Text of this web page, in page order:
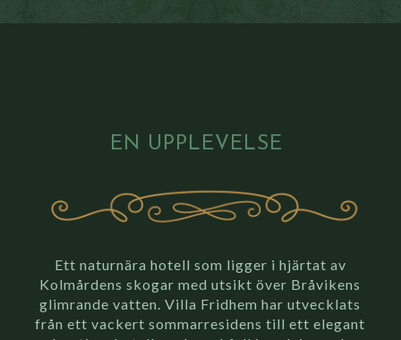
EN UPPLEVELSE
Ett naturnära hotell som ligger i hjärtat av
Kolmårdens skogar med utsikt över Bråvikens
glimrande vatten. Villa Fridhem har utvecklats
från ett vackert sommarresidens till ett elegant